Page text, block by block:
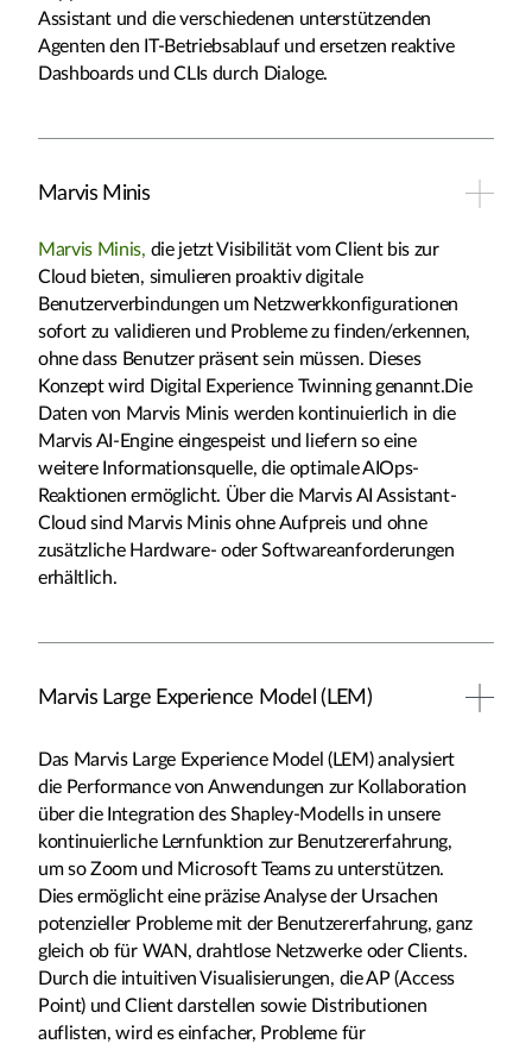
Assistant und die verschiedenen unterstützenden
Agenten den IT-Betriebsablauf und ersetzen reaktive
Dashboards und CLIs durch Dialoge.
Marvis Minis
Marvis Minis, die jetzt Visibilität vom Client bis zur
Cloud bieten, simulieren proaktiv digitale
Benutzerverbindungen um Netzwerkkonfigurationen
sofort zu validieren und Probleme zu finden/erkennen,
ohne dass Benutzer präsent sein müssen. Dieses
Konzept wird Digital Experience Twinning genannt.Die
Daten von Marvis Minis werden kontinuierlich in die
Marvis AI-Engine eingespeist und liefern so eine
weitere Informationsquelle, die optimale AIOps-
Reaktionen ermöglicht. Über die Marvis AI Assistant-
Cloud sind Marvis Minis ohne Aufpreis und ohne
zusätzliche Hardware- oder Softwareanforderungen
erhältlich.
Marvis Large Experience Model (LEM)
Das Marvis Large Experience Model (LEM) analysiert
die Performance von Anwendungen zur Kollaboration
über die Integration des Shapley-Modells in unsere
kontinuierliche Lernfunktion zur Benutzererfahrung,
um so Zoom und Microsoft Teams zu unterstützen.
Dies ermöglicht eine präzise Analyse der Ursachen
potenzieller Probleme mit der Benutzererfahrung, ganz
gleich ob für WAN, drahtlose Netzwerke oder Clients.
Durch die intuitiven Visualisierungen, die AP (Access
Point) und Client darstellen sowie Distributionen
auflisten, wird es einfacher, Probleme für